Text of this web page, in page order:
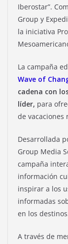
Iberostar”.
Group y
la iniciativa
La campaña
Wave of
cadena con
líder, para
de vacaciones
Desarrollada
Group Media
campaña
información
inspirar a los
informadas
en los
A través de